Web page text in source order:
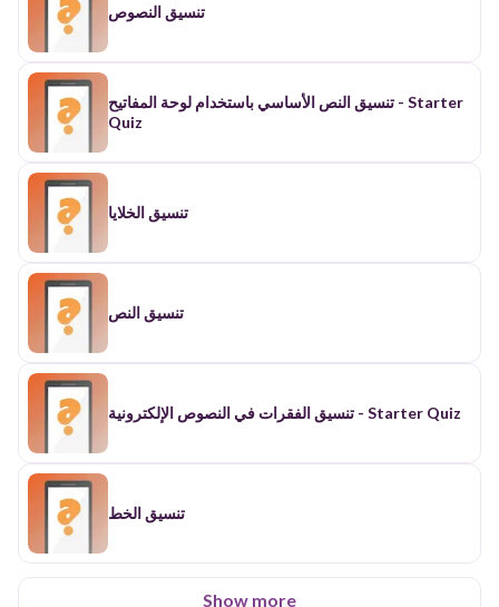
تنسيق النصوص
تنسيق النص الأساسي باستخدام لوحة المفاتيح - Starter
Quiz
تنسيق الخلايا
تنسيق النص
تنسيق الفقرات في النصوص الإلكترونية - Starter Quiz
تنسيق الخط
Show more